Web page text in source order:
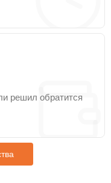
решил обратится